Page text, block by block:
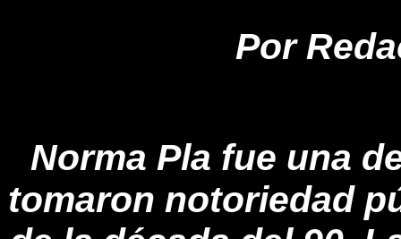
Por
Norma Pla fue una
tomaron notoriedad